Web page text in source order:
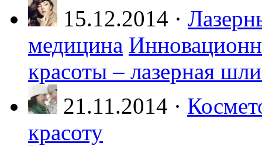
15.12.2014 ·
медицина
красоты – лазерная
21.11.2014 ·
красоту